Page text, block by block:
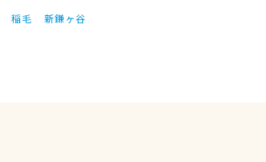
稲毛 新鎌ヶ谷